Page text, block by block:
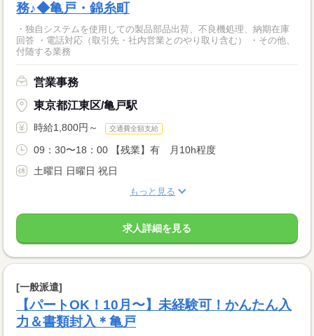
務♪◆亀戸・錦糸町
・独自システムを使用しての製品部品出荷、不良機処理、納期在庫
回答 ・電話対応（取引先・社内営業とのやり取り含む） ・その他、
付随する業務
営業事務
東京都江東区/亀戸駅
時給1,800円～ 交通費全額支給
09：30〜18：00 【残業】有 月10h程度
土曜日 日曜日 祝日
もっと見る
求人詳細を見る
[一般派遣]
【パートOK！10月〜】未経験可！かんたん入
力＆書類封入＊亀戸